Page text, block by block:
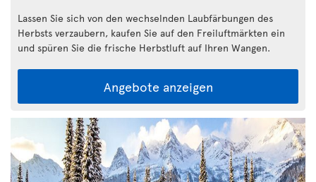
Lassen Sie sich von den wechselnden Laubfärbungen des
Herbsts verzaubern, kaufen Sie auf den Freiluftmärkten ein
und spüren Sie die frische Herbstluft auf Ihren Wangen.
Angebote anzeigen